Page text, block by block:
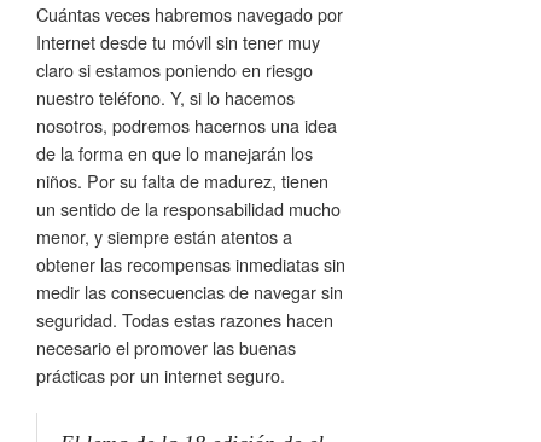
Cuántas veces habremos navegado por
Internet desde tu móvil sin tener muy
claro si estamos poniendo en riesgo
nuestro teléfono. Y, si lo hacemos
nosotros, podremos hacernos una idea
de la forma en que lo manejarán los
niños. Por su falta de madurez, tienen
un sentido de la responsabilidad mucho
menor, y siempre están atentos a
obtener las recompensas inmediatas sin
medir las consecuencias de navegar sin
seguridad. Todas estas razones hacen
necesario el promover las buenas
prácticas por un internet seguro.